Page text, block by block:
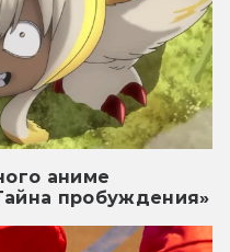
аниме
пробуждения»